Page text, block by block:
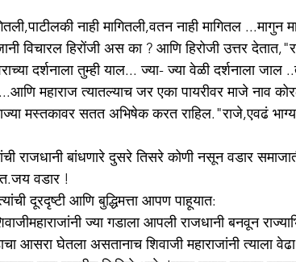
नाही मागितली,वतन नाही मागितल ...मागुन
विचारल हिरोंजी अस का ? आणि हिरोजी उत्तर
दर्शनाला तुम्ही याल... ज्या- ज्या वेळी दर्शनाला जाल
महाराज त्यातल्याच जर एका पायरीवर माजे नाव
मस्तकावर सतत अभिषेक करत राहिल."राजे,एवढं
राजधानी बांधणारे दुसरे तिसरे कोणी नसून वडार
वडार !
दूरदृष्टी आणि बुद्धिमत्ता आपण पाहूयात:
ज्या गडाला आपली राजधानी बनवून
आसरा घेतला असतानाच शिवाजी महाराजांनी त्याला